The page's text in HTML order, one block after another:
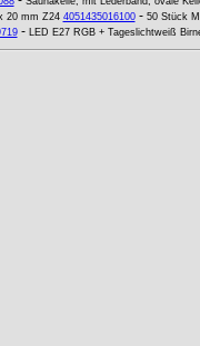
20 mm Z24 4051435016100- 50 Stück
- LED E27 RGB + Tageslichtweiß